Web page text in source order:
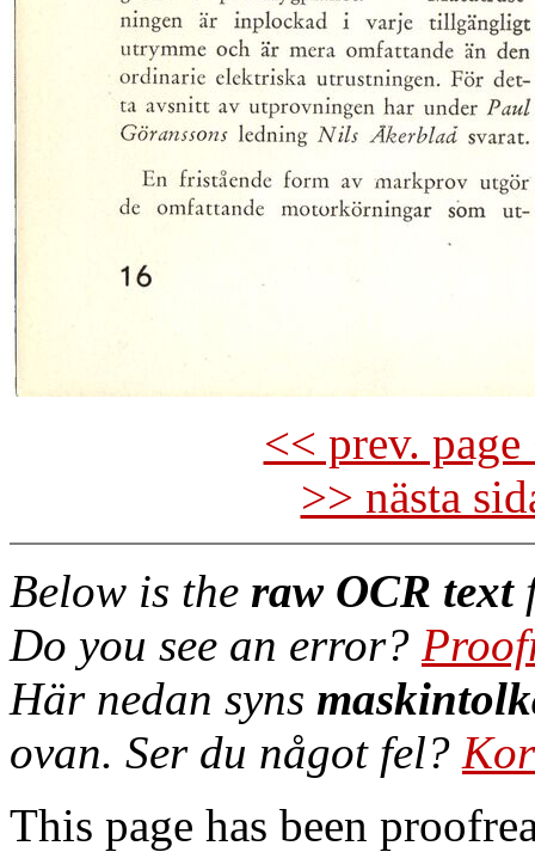
<< prev.
>> nästa
Below is the raw OCR text
Do you see an error?
Här nedan syns
ovan. Ser du något fel?
This page has been